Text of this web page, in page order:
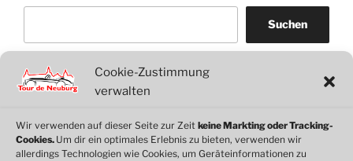
Cookie-Zustimmung
verwalten
Wir verwenden auf dieser Seite zur Zeit keine Markting oder Tracking-
Cookies. Um dir ein optimales Erlebnis zu bieten, verwenden wir
allerdings Technologien wie Cookies, um Geräteinformationen zu
Suchen
WordPress
WhatsApp
Facebook
Link
© 2026 Motorclub Neuburg e.V.